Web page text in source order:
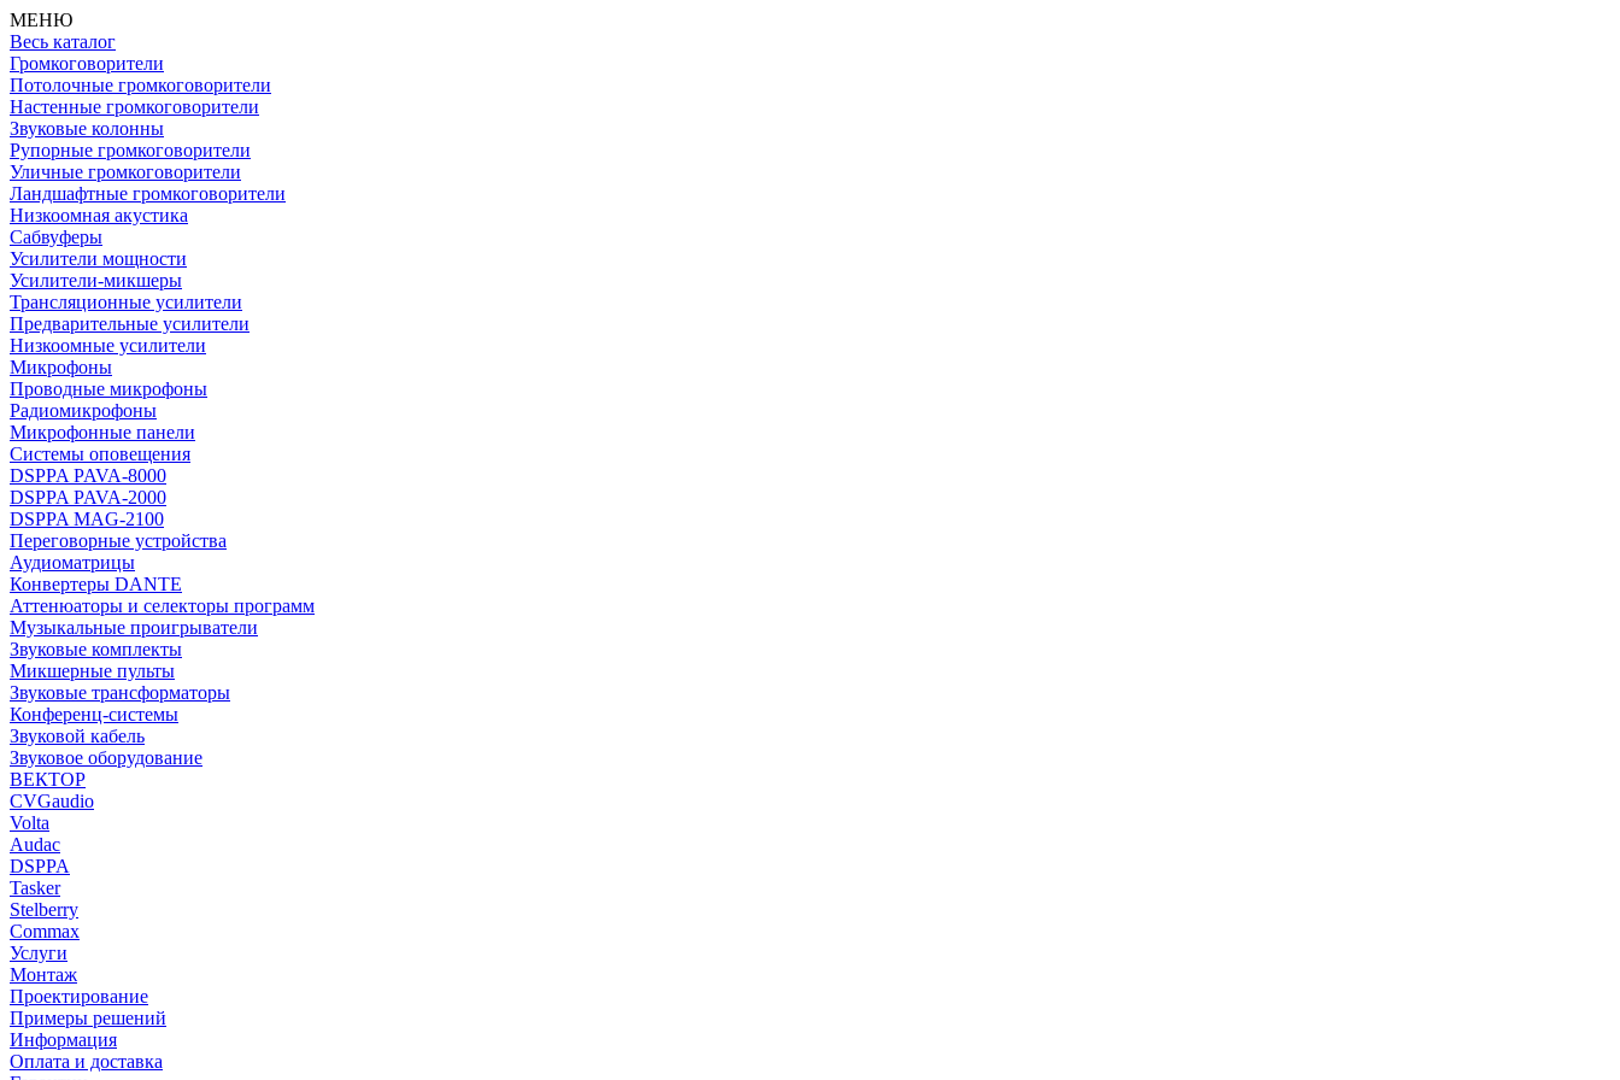
МЕНЮ
Весь каталог
Громкоговорители
Потолочные громкоговорители
Настенные громкоговорители
Звуковые колонны
Рупорные громкоговорители
Уличные громкоговорители
Ландшафтные громкоговорители
Низкоомная акустика
Сабвуферы
Усилители мощности
Усилители-микшеры
Трансляционные усилители
Предварительные усилители
Низкоомные усилители
Микрофоны
Проводные микрофоны
Радиомикрофоны
Микрофонные панели
Системы оповещения
DSPPA PAVA-8000
DSPPA PAVA-2000
DSPPA MAG-2100
Переговорные устройства
Аудиоматрицы
Конвертеры DANTE
Аттенюаторы и селекторы программ
Музыкальные проигрыватели
Звуковые комплекты
Микшерные пульты
Звуковые трансформаторы
Конференц-системы
Звуковой кабель
Звуковое оборудование
ВЕКТОР
CVGaudio
Volta
Audac
DSPPA
Tasker
Stelberry
Commax
Услуги
Монтаж
Проектирование
Примеры решений
Информация
Оплата и доставка